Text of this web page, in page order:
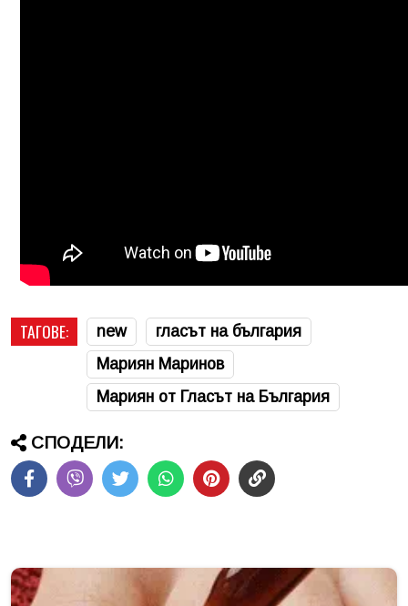
ТАГОВЕ: new
гласът на българия
Мариян Маринов
Мариян от Гласът на България
СПОДЕЛИ: